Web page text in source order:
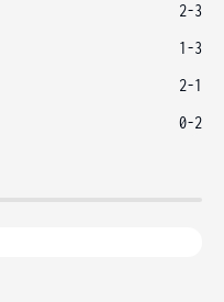
2-3
1-3
2-1
0-2